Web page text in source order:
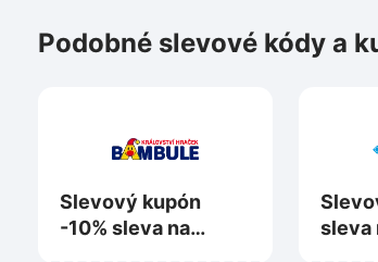
Podobné slevové kódy a
Slevový kupón
-10% sleva na
sleva